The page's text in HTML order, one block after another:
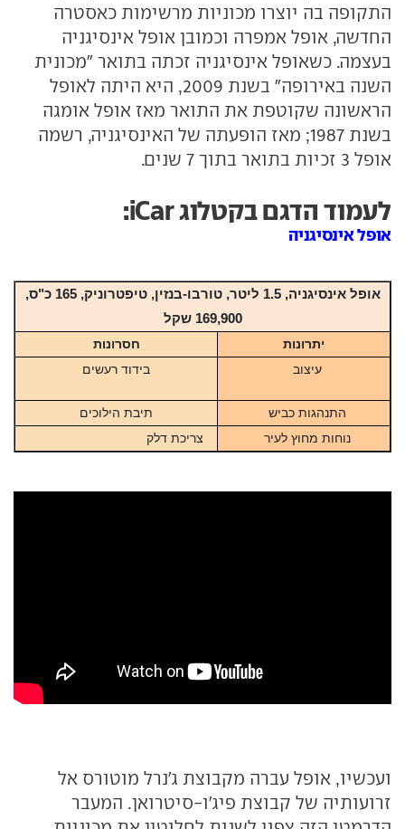
התקופה בה יוצרו מכוניות מרשימות כאסטרה
החדשה, אופל אמפרה וכמובן אופל אינסיגניה
בעצמה. כשאופל אינסיגניה זכתה בתואר "מכונית
השנה באירופה" בשנת 2009, היא היתה לאופל
הראשונה שקוטפת את התואר מאז אופל אומגה
בשנת 1987; מאז הופעתה של האינסיגניה, רשמה
אופל 3 זכיות בתואר בתוך 7 שנים.
לעמוד הדגם בקטלוג iCar:
אופל אינסיגניה
אופל אינסיגניה, 1.5 ליטר, טורבו-בנזין, טיפטרוניק, 165 כ"ס,
169,900 שקל
יתרונות
חסרונות
עיצוב
בידוד רעשים
התנהגות כביש
תיבת הילוכים
נוחות מחוץ לעיר
צריכת דלק
ועכשיו, אופל עברה מקבוצת ג'נרל מוטורס אל
זרועותיה של קבוצת פיג'ו-סיטרואן. המעבר